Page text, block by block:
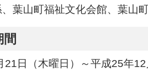
葉山町福祉文化会館、葉山
間
21日（木曜日）～平成25年